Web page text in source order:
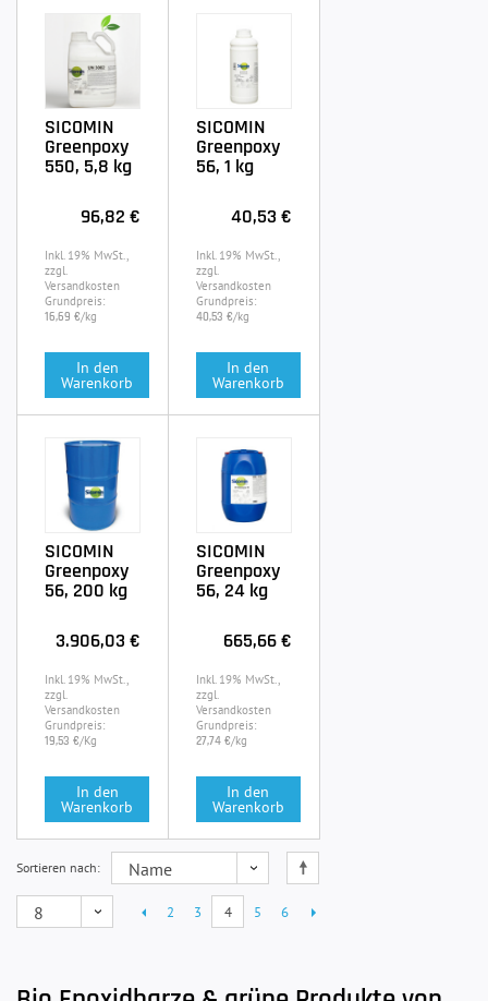
SICOMIN
Greenpoxy
550, 5,8 kg
96,82 €
Inkl. 19% MwSt.,
zzgl.
Versandkosten
Grundpreis:
16,69 €/kg
In den
Warenkorb
SICOMIN
Greenpoxy
56, 1 kg
40,53 €
Inkl. 19% MwSt.,
zzgl.
Versandkosten
Grundpreis:
40,53 €/kg
In den
Warenkorb
SICOMIN
Greenpoxy
56, 200 kg
3.906,03 €
Inkl. 19% MwSt.,
zzgl.
Versandkosten
Grundpreis:
19,53 €/Kg
In den
Warenkorb
SICOMIN
Greenpoxy
56, 24 kg
665,66 €
Inkl. 19% MwSt.,
zzgl.
Versandkosten
Grundpreis:
27,74 €/kg
In den
Warenkorb
Sortieren nach
2 3 4 5 6